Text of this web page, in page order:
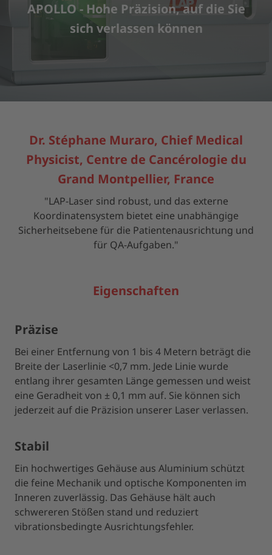
AKZEPTIEREN
APOLLO - Hohe Präzision, auf die Sie
sich verlassen können
Dr. Stéphane Muraro, Chief Medical
Physicist, Centre de Cancérologie du
Grand Montpellier, France
"LAP-Laser sind robust, und das externe
Koordinatensystem bietet eine unabhängige
Sicherheitsebene für die Patientenausrichtung und
für QA-Aufgaben."
Eigenschaften
Präzise
Bei einer Entfernung von 1 bis 4 Metern beträgt die
Breite der Laserlinie <0,7 mm. Jede Linie wurde
entlang ihrer gesamten Länge gemessen und weist
eine Geradheit von ± 0,1 mm auf. Sie können sich
jederzeit auf die Präzision unserer Laser verlassen.
Stabil
Ein hochwertiges Gehäuse aus Aluminium schützt
die feine Mechanik und optische Komponenten im
Inneren zuverlässig. Das Gehäuse hält auch
schwereren Stößen stand und reduziert
vibrationsbedingte Ausrichtungsfehler.